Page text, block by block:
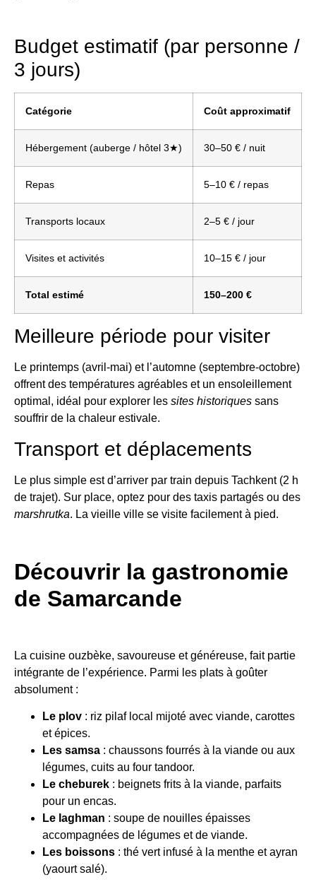
Budget estimatif (par personne /
3 jours)
Catégorie Coût approximatif
Hébergement (auberge / hôtel 3★) 30–50 € / nuit
Repas 5–10 € / repas
Transports locaux 2–5 € / jour
Visites et activités 10–15 € / jour
Total estimé 150–200 €
Meilleure période pour visiter
Le printemps (avril-mai) et l’automne (septembre-octobre)
offrent des températures agréables et un ensoleillement
optimal, idéal pour explorer les sites historiques sans
souffrir de la chaleur estivale.
Transport et déplacements
Le plus simple est d’arriver par train depuis Tachkent (2 h
de trajet). Sur place, optez pour des taxis partagés ou des
marshrutka. La vieille ville se visite facilement à pied.
Découvrir la gastronomie
de Samarcande
La cuisine ouzbèke, savoureuse et généreuse, fait partie
intégrante de l’expérience. Parmi les plats à goûter
absolument :
Le plov : riz pilaf local mijoté avec viande, carottes
et épices.
Les samsa : chaussons fourrés à la viande ou aux
légumes, cuits au four tandoor.
Le cheburek : beignets frits à la viande, parfaits
pour un encas.
Le laghman : soupe de nouilles épaisses
accompagnées de légumes et de viande.
Les boissons : thé vert infusé à la menthe et ayran
(yaourt salé).